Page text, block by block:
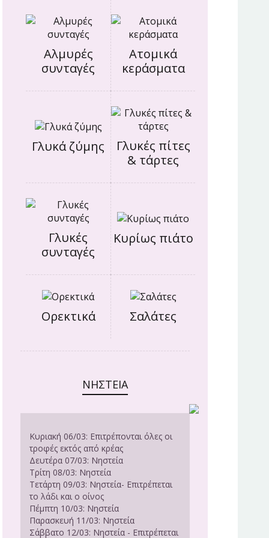
Αλμυρές
συνταγές
Ατομικά
κεράσματα
Γλυκά ζύμης
Γλυκές πίτες
& τάρτες
Γλυκές
συνταγές
Κυρίως πιάτο
Ορεκτικά Σαλάτες
ΝΗΣΤΕΊΑ
Κυριακή 06/03: Επιτρέπονται όλες οι
τροφές εκτός από κρέας
Δευτέρα 07/03: Νηστεία
Τρίτη 08/03: Νηστεία
Τετάρτη 09/03: Νηστεία- Επιτρέπεται
το λάδι και ο οίνος
Πέμπτη 10/03: Νηστεία
Παρασκευή 11/03: Νηστεία
Σάββατο 12/03: Νηστεία - Επιτρέπεται